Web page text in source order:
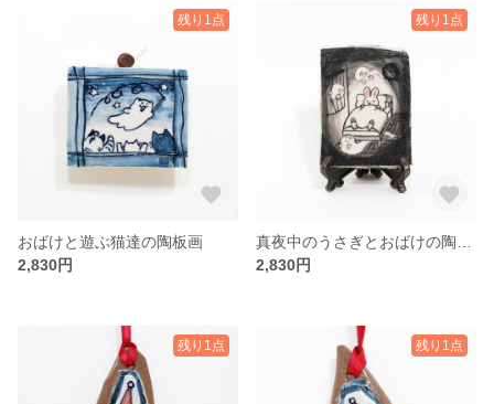
残り1点
おばけと遊ぶ猫達の陶板画
2,830円
残り1点
2,830円
残り1点 残り1点